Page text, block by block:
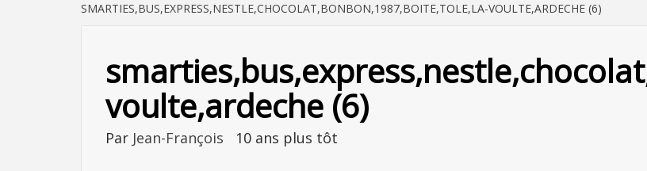
SMARTIES,BUS,EXPRESS,NESTLE,CHOCOLAT,BONBON,1987,BOITE,TOLE,LA-VOULTE,ARDECHE (6)
voulte,ardeche (6)
Par Jean-François 10 ans plus tôt